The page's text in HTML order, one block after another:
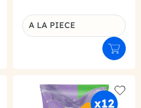
au panier
Déclinaison du produit
A LA PIECE
to wishlist Add